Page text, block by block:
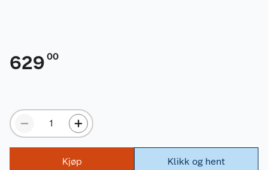
629 00
Kjøp Klikk og hent